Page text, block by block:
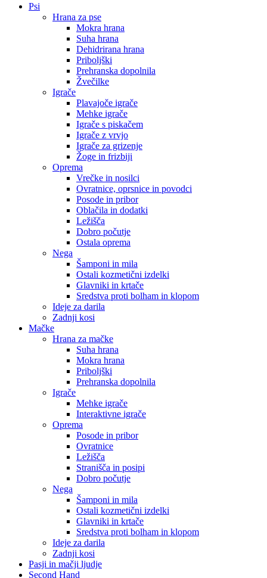
Psi
Hrana za pse
Mokra hrana
Suha hrana
Dehidrirana hrana
Priboljški
Prehranska dopolnila
Žvečilke
Igrače
Plavajoče igrače
Mehke igrače
Igrače s piskačem
Igrače z vrvjo
Igrače za grizenje
Žoge in frizbiji
Oprema
Vrečke in nosilci
Ovratnice, oprsnice in povodci
Posode in pribor
Oblačila in dodatki
Ležišča
Dobro počutje
Ostala oprema
Nega
Šamponi in mila
Ostali kozmetični izdelki
Glavniki in krtače
Sredstva proti bolham in klopom
Ideje za darila
Zadnji kosi
Mačke
Hrana za mačke
Suha hrana
Mokra hrana
Priboljški
Prehranska dopolnila
Igrače
Mehke igrače
Interaktivne igrače
Oprema
Posode in pribor
Ovratnice
Ležišča
Stranišča in posipi
Dobro počutje
Nega
Šamponi in mila
Ostali kozmetični izdelki
Glavniki in krtače
Sredstva proti bolham in klopom
Ideje za darila
Zadnji kosi
Pasji in mačji ljudje
Second Hand